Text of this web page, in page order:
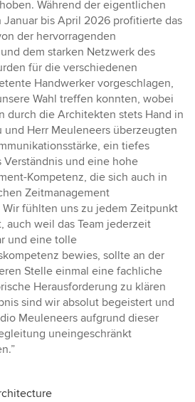
Während der eigentlichen
Januar bis April 2026 profitierte das
der hervorragenden
dem starken Netzwerk des
für die verschiedenen
Handwerker vorgeschlagen,
Wahl treffen konnten, wobei
durch die Architekten stets Hand in
und Herr Meuleneers überzeugten
ein tiefes
Verständnis und eine hohe
Kompetenz, die sich auch in
Zeitmanagement
fühlten uns zu jedem Zeitpunkt
auch weil das Team jederzeit
und eine tolle
bewies, sollte an der
Stelle einmal eine fachliche
Herausforderung zu klären
sind wir absolut begeistert und
Meuleneers aufgrund dieser
uneingeschränkt